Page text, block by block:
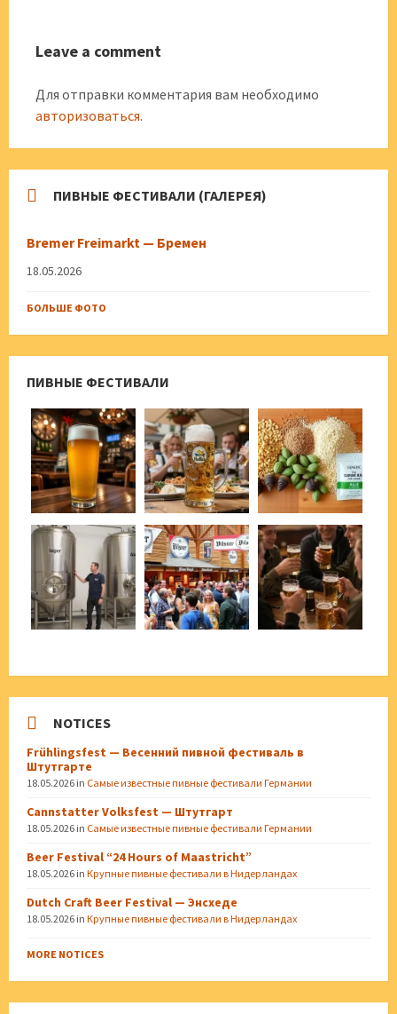
Leave a comment
Для отправки комментария вам необходимо
авторизоваться.
ПИВНЫЕ ФЕСТИВАЛИ (ГАЛЕРЕЯ)
Bremer Freimarkt — Бремен
18.05.2026
БОЛЬШЕ ФОТО
ПИВНЫЕ ФЕСТИВАЛИ
NOTICES
Frühlingsfest — Весенний пивной фестиваль в
Штутгарте
18.05.2026 in Самые известные пивные фестивали Германии
Cannstatter Volksfest — Штутгарт
18.05.2026 in Самые известные пивные фестивали Германии
Beer Festival “24 Hours of Maastricht”
18.05.2026 in Крупные пивные фестивали в Нидерландах
Dutch Craft Beer Festival — Энсхеде
18.05.2026 in Крупные пивные фестивали в Нидерландах
MORE NOTICES